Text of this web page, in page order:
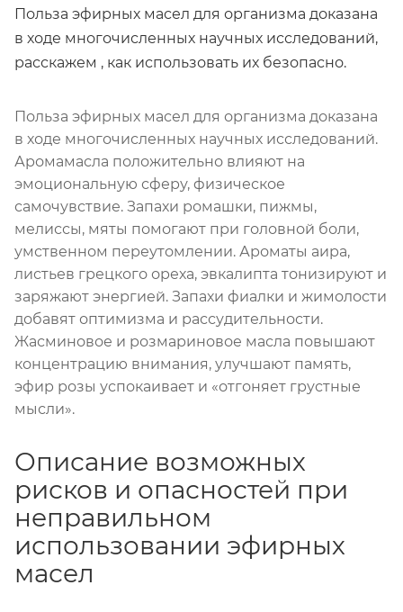
Польза эфирных масел для организма доказана
в ходе многочисленных научных исследований,
расскажем , как использовать их безопасно.
Польза эфирных масел для организма доказана
в ходе многочисленных научных исследований.
Аромамасла положительно влияют на
эмоциональную сферу, физическое
самочувствие. Запахи ромашки, пижмы,
мелиссы, мяты помогают при головной боли,
умственном переутомлении. Ароматы аира,
листьев грецкого ореха, эвкалипта тонизируют и
заряжают энергией. Запахи фиалки и жимолости
добавят оптимизма и рассудительности.
Жасминовое и розмариновое масла повышают
концентрацию внимания, улучшают память,
эфир розы успокаивает и «отгоняет грустные
мысли».
Описание возможных
рисков и опасностей при
неправильном
использовании эфирных
масел